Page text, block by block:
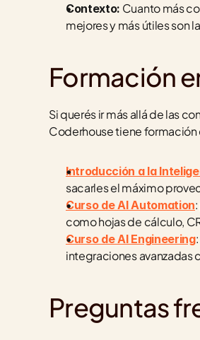
Contexto: Cuanto más
mejores y más útiles son
Formación
Si querés ir más allá de las
Coderhouse tiene
Introducción a la
sacarles el máximo
Curso de AI Automation
como hojas de cálculo,
Curso de AI Engineering
integraciones avanzadas
Preguntas